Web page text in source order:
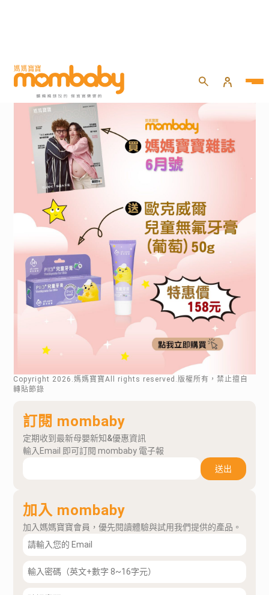
Copyright 2026 .媽媽寶寶All rights reserved.版權所有，禁止擅自
轉貼節錄
訂閱 mombaby
定期收到最新母嬰新知&優惠資訊
輸入Email 即可訂閱 mombaby 電子報
送出
加入 mombaby
加入媽媽寶寶會員，優先閱讀體驗與試用我們提供的產品。